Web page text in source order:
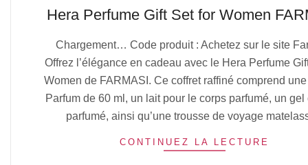
Hera Perfume Gift Set for Women
07-
06
Chargement… Code produit : Achetez sur le site
Offrez l’élégance en cadeau avec le Hera Perfume
Women de FARMASI. Ce coffret raffiné comprend
Parfum de 60 ml, un lait pour le corps parfumé, un gel
parfumé, ainsi qu’une trousse de voyage
CONTINUEZ LA LECTURE